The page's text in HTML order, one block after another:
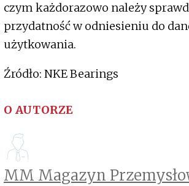
czym każdorazowo należy
przydatność w odniesieniu do
użytkowania.
Źródło: NKE Bearings
O AUTORZE
MM Magazyn